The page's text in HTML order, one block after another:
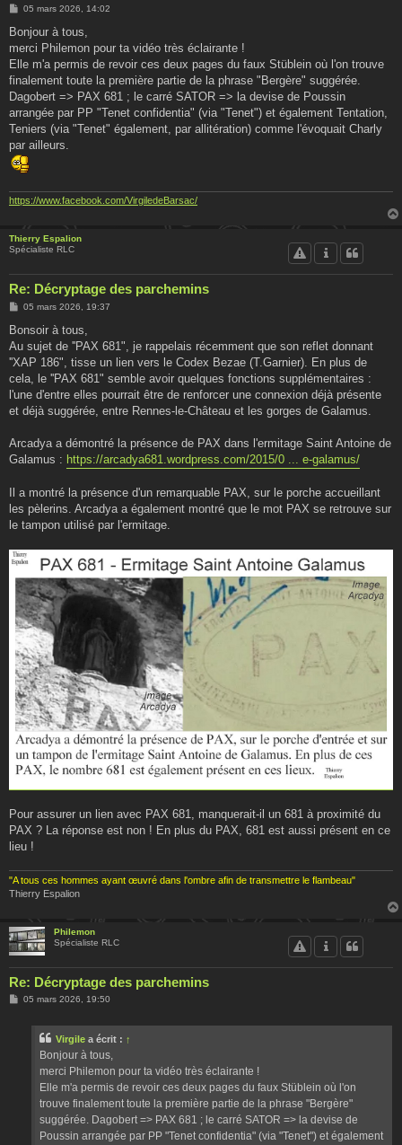
M
s
a
g
05 mars 2026, 14:02
Bonjour à tous,
merci Philemon pour ta vidéo très éclairante !
Elle m'a permis de revoir ces deux pages du faux Stüblein où l'on trouve
finalement toute la première partie de la phrase "Bergère" suggérée.
Dagobert => PAX 681 ; le carré SATOR => la devise de Poussin
arrangée par PP "Tenet confidentia" (via "Tenet") et également Tentation,
Teniers (via "Tenet" également, par allitération) comme l'évoquait Charly
par ailleurs.
https://www.facebook.com/VirgiledeBarsac/
Thierry Espalion
Spécialiste RLC
Re: Décryptage des parchemins
M
s
a
g
05 mars 2026, 19:37
Bonsoir à tous,
Au sujet de ''PAX 681", je rappelais récemment que son reflet donnant
''XAP 186", tisse un lien vers le Codex Bezae (T.Garnier). En plus de
cela, le ''PAX 681" semble avoir quelques fonctions supplémentaires :
l'une d'entre elles pourrait être de renforcer une connexion déjà présente
et déjà suggérée, entre Rennes-le-Château et les gorges de Galamus.
Arcadya a démontré la présence de PAX dans l'ermitage Saint Antoine de
Galamus : https://arcadya681.wordpress.com/2015/0 ... e-galamus/
Il a montré la présence d'un remarquable PAX, sur le porche accueillant
les pèlerins. Arcadya a également montré que le mot PAX se retrouve sur
le tampon utilisé par l'ermitage.
Pour assurer un lien avec PAX 681, manquerait-il un 681 à proximité du
PAX ? La réponse est non ! En plus du PAX, 681 est aussi présent en ce
lieu !
"A tous ces hommes ayant œuvré dans l'ombre afin de transmettre le flambeau"
Thierry Espalion
Philemon
Spécialiste RLC
Re: Décryptage des parchemins
M05 mars 2026, 19:50
Virgile a écrit : ↑
Bonjour à tous,
merci Philemon pour ta vidéo très éclairante !
Elle m'a permis de revoir ces deux pages du faux Stüblein où l'on
trouve finalement toute la première partie de la phrase "Bergère"
suggérée. Dagobert => PAX 681 ; le carré SATOR => la devise de
Poussin arrangée par PP "Tenet confidentia" (via "Tenet") et également